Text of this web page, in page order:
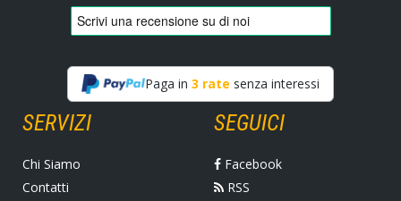
Paga in 3 rate senza interessi
SERVIZI
Chi Siamo
Contatti
SEGUICI
Facebook
RSS